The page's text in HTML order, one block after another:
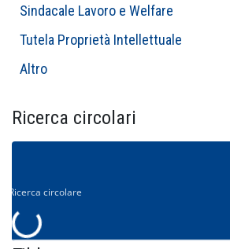
Sindacale Lavoro e Welfare
Tutela Proprietà Intellettuale
Altro
Ricerca circolari